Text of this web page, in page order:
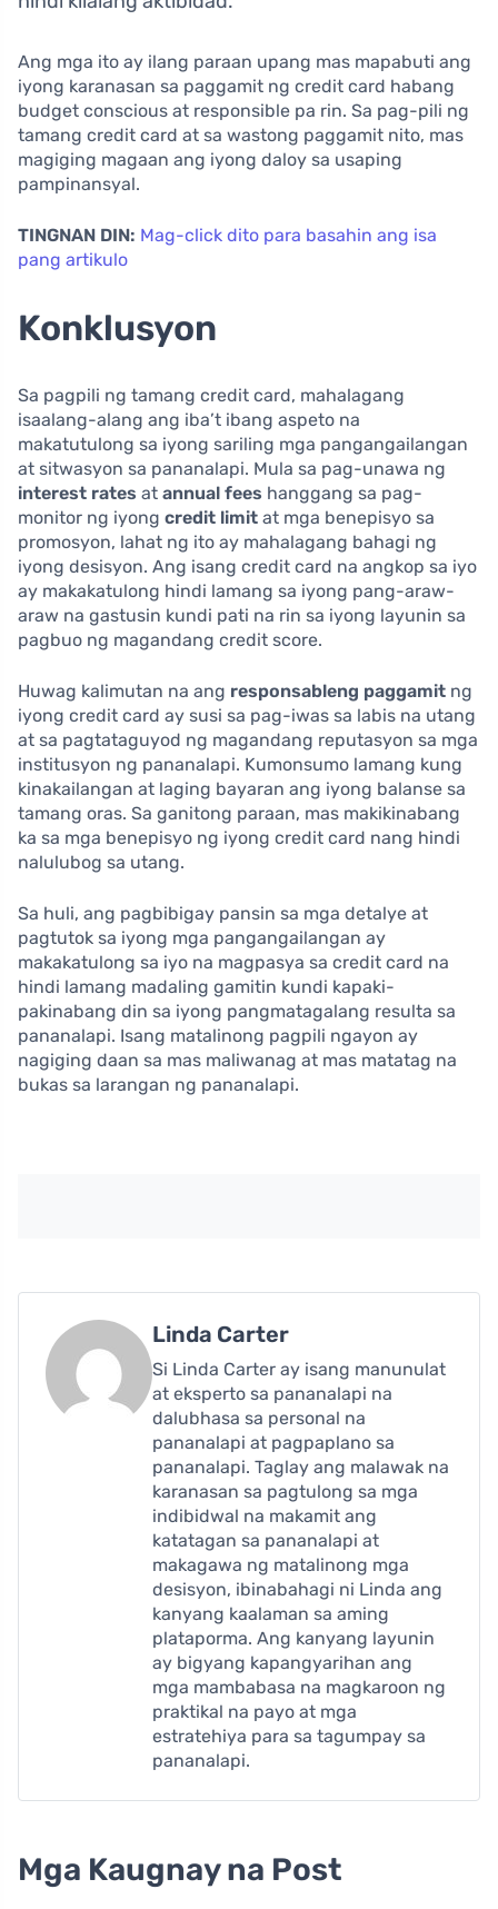
Ang mga ito ay ilang paraan upang mas mapabuti ang
iyong karanasan sa paggamit ng credit card habang
budget conscious at responsible pa rin. Sa pag-pili ng
tamang credit card at sa wastong paggamit nito, mas
magiging magaan ang iyong daloy sa usaping
pampinansyal.
TINGNAN DIN: Mag-click dito para basahin ang isa
pang artikulo
Konklusyon
Sa pagpili ng tamang credit card, mahalagang
isaalang-alang ang iba’t ibang aspeto na
makatutulong sa iyong sariling mga pangangailangan
at sitwasyon sa pananalapi. Mula sa pag-unawa ng
interest rates at annual fees hanggang sa pag-
monitor ng iyong credit limit at mga benepisyo sa
promosyon, lahat ng ito ay mahalagang bahagi ng
iyong desisyon. Ang isang credit card na angkop sa iyo
ay makakatulong hindi lamang sa iyong pang-araw-
araw na gastusin kundi pati na rin sa iyong layunin sa
pagbuo ng magandang credit score.
Huwag kalimutan na ang responsableng paggamit ng
iyong credit card ay susi sa pag-iwas sa labis na utang
at sa pagtataguyod ng magandang reputasyon sa mga
institusyon ng pananalapi. Kumonsumo lamang kung
kinakailangan at laging bayaran ang iyong balanse sa
tamang oras. Sa ganitong paraan, mas makikinabang
ka sa mga benepisyo ng iyong credit card nang hindi
nalulubog sa utang.
Sa huli, ang pagbibigay pansin sa mga detalye at
pagtutok sa iyong mga pangangailangan ay
makakatulong sa iyo na magpasya sa credit card na
hindi lamang madaling gamitin kundi kapaki-
pakinabang din sa iyong pangmatagalang resulta sa
pananalapi. Isang matalinong pagpili ngayon ay
nagiging daan sa mas maliwanag at mas matatag na
bukas sa larangan ng pananalapi.
Linda Carter
Si Linda Carter ay isang manunulat
at eksperto sa pananalapi na
dalubhasa sa personal na
pananalapi at pagpaplano sa
pananalapi. Taglay ang malawak na
karanasan sa pagtulong sa mga
indibidwal na makamit ang
katatagan sa pananalapi at
makagawa ng matalinong mga
desisyon, ibinabahagi ni Linda ang
kanyang kaalaman sa aming
plataporma. Ang kanyang layunin
ay bigyang kapangyarihan ang
mga mambabasa na magkaroon ng
praktikal na payo at mga
estratehiya para sa tagumpay sa
pananalapi.
Mga Kaugnay na Post